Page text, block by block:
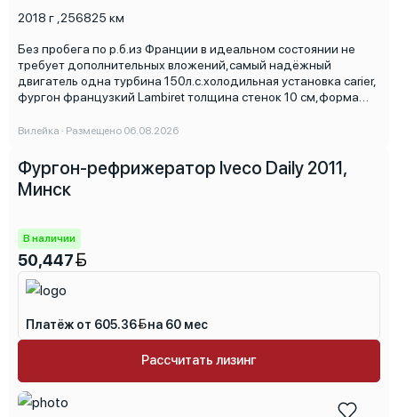
2018 г 256825 км
Без пробега по р.б.из Франции в идеальном состоянии не
требует дополнительных вложений,самый надёжный
двигатель одна турбина 150л.с.холодильная установка carier,
фургон французкий Lambiret толщина стенок 10 см,форма
доп информация по телефону.
Вилейка · Размещено 06.08.2026
Фургон-рефрижератор Iveco Daily 2011,
Минск
В наличии
50,447
Платёж от 605.36 на 60 мес
Рассчитать лизинг